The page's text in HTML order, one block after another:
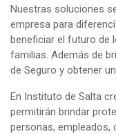
Nuestras soluciones
empresa para
beneficiar el futuro de
familias. Además de
de Seguro y obtener
En Instituto de Salta
permitirán brindar
personas, empleados,